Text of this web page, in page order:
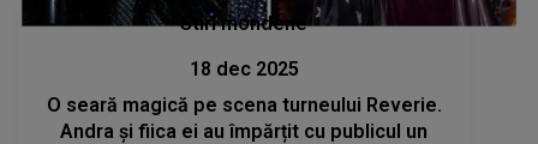
Stiri mondene
18 dec 2025
O seară magică pe scena turneului Reverie.
Andra și fiica ei au împărțit cu publicul un